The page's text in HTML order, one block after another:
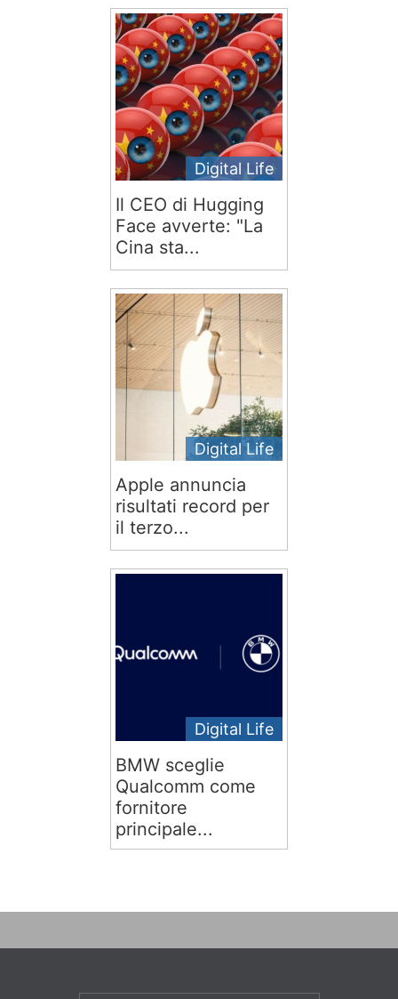
Digital Life
Il CEO di Hugging
Face avverte: "La
Cina sta...
Digital Life
Apple annuncia
risultati record per
il terzo...
Digital Life
BMW sceglie
Qualcomm come
fornitore
principale...